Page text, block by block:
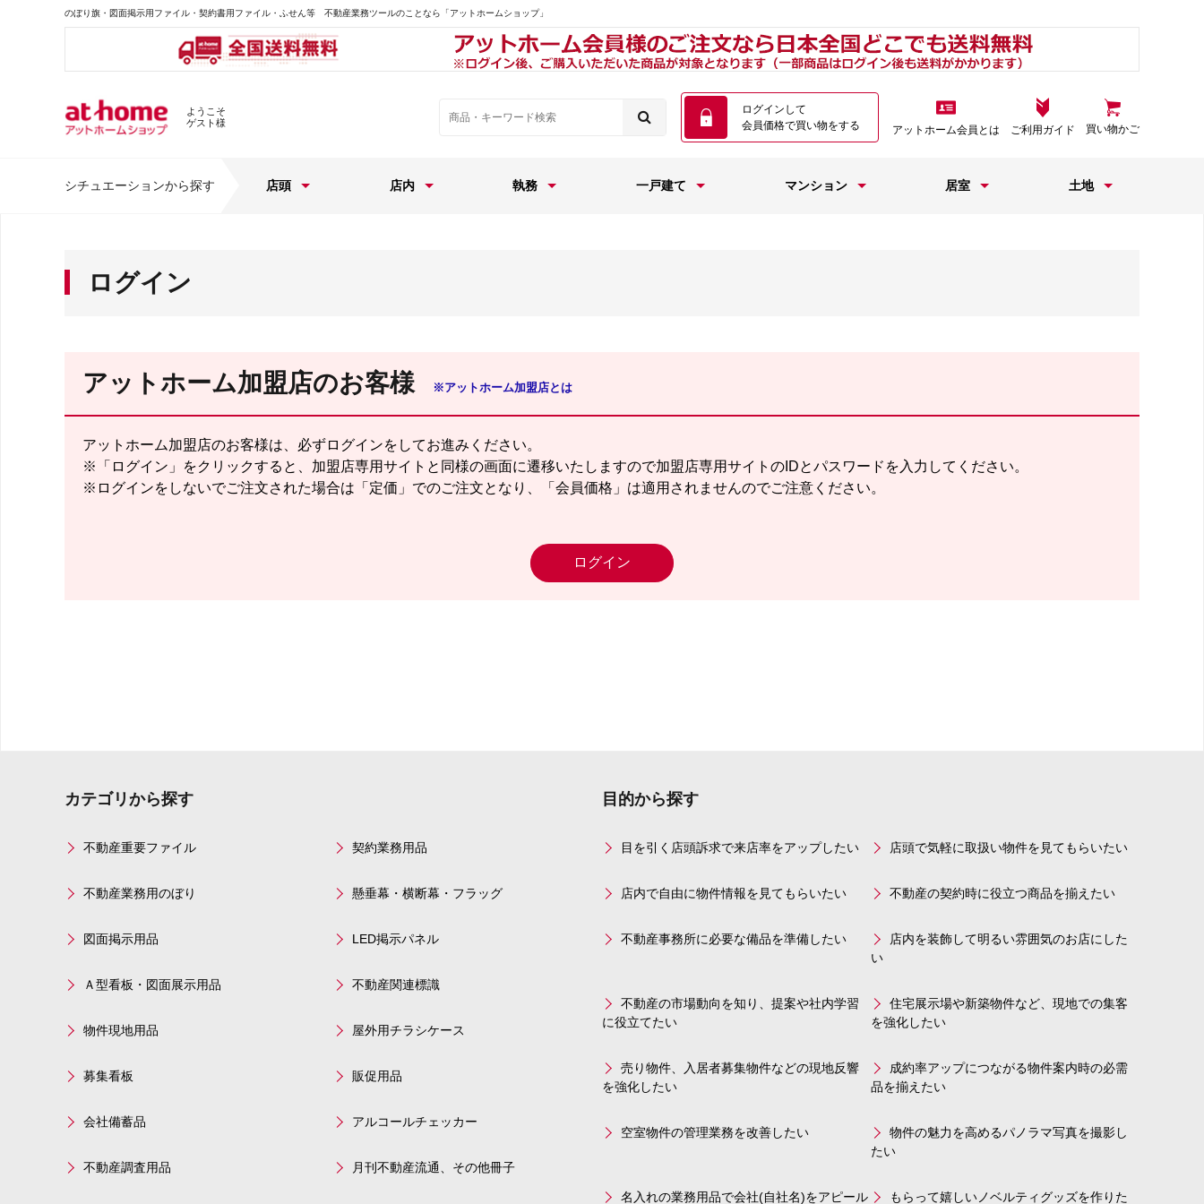
のぼり旗・図面掲示用ファイル・契約書用ファイル・ふせん等 不動産業務ツールのことなら「アットホームショップ」
ようこそ
ゲスト様
ログインして
会員価格で買い物をする
アットホーム会員とは ご利用ガイド 買い物かご
シチュエーションから探す 店頭 店内 執務 一戸建て マンション 居室 土地
ログイン
アットホーム加盟店のお客様 ※アットホーム加盟店とは
アットホーム加盟店のお客様は、必ずログインをしてお進みください。
※「ログイン」をクリックすると、加盟店専用サイトと同様の画面に遷移いたしますので加盟店専用サイトのIDとパスワードを入力してください。
※ログインをしないでご注文された場合は「定価」でのご注文となり、「会員価格」は適用されませんのでご注意ください。
ログイン
カテゴリから探す
不動産重要ファイル 契約業務用品
不動産業務用のぼり 懸垂幕・横断幕・フラッグ
図面掲示用品 LED掲示パネル
Ａ型看板・図面展示用品 不動産関連標識
物件現地用品 屋外用チラシケース
募集看板 販促用品
会社備蓄品 アルコールチェッカー
不動産調査用品 月刊不動産流通、その他冊子
目的から探す
目を引く店頭訴求で来店率をアップしたい 店頭で気軽に取扱い物件を見てもらいたい
店内で自由に物件情報を見てもらいたい 不動産の契約時に役立つ商品を揃えたい
不動産事務所に必要な備品を準備したい
店内を装飾して明るい雰囲気のお店にした
い
不動産の市場動向を知り、提案や社内学習
に役立てたい
住宅展示場や新築物件など、現地での集客
を強化したい
売り物件、入居者募集物件などの現地反響
を強化したい
成約率アップにつながる物件案内時の必需
品を揃えたい
空室物件の管理業務を改善したい
物件の魅力を高めるパノラマ写真を撮影し
たい
名入れの業務用品で会社(自社名)をアピール もらって嬉しいノベルティグッズを作りた